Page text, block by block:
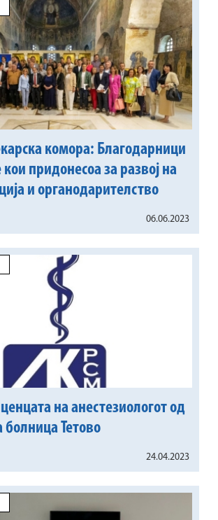
комора: Благодарници
придонесоа за развој на
и органодарителство
06.06.2023
на анестезиологот од
болница Тетово
24.04.2023